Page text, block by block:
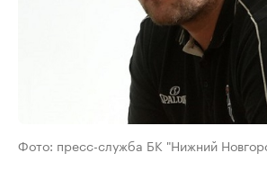
Фото: пресс-служба БК "Нижний